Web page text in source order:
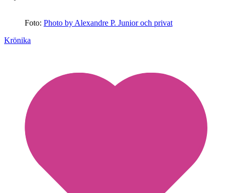
Foto: Photo by Alexandre P. Junior och privat
Krönika